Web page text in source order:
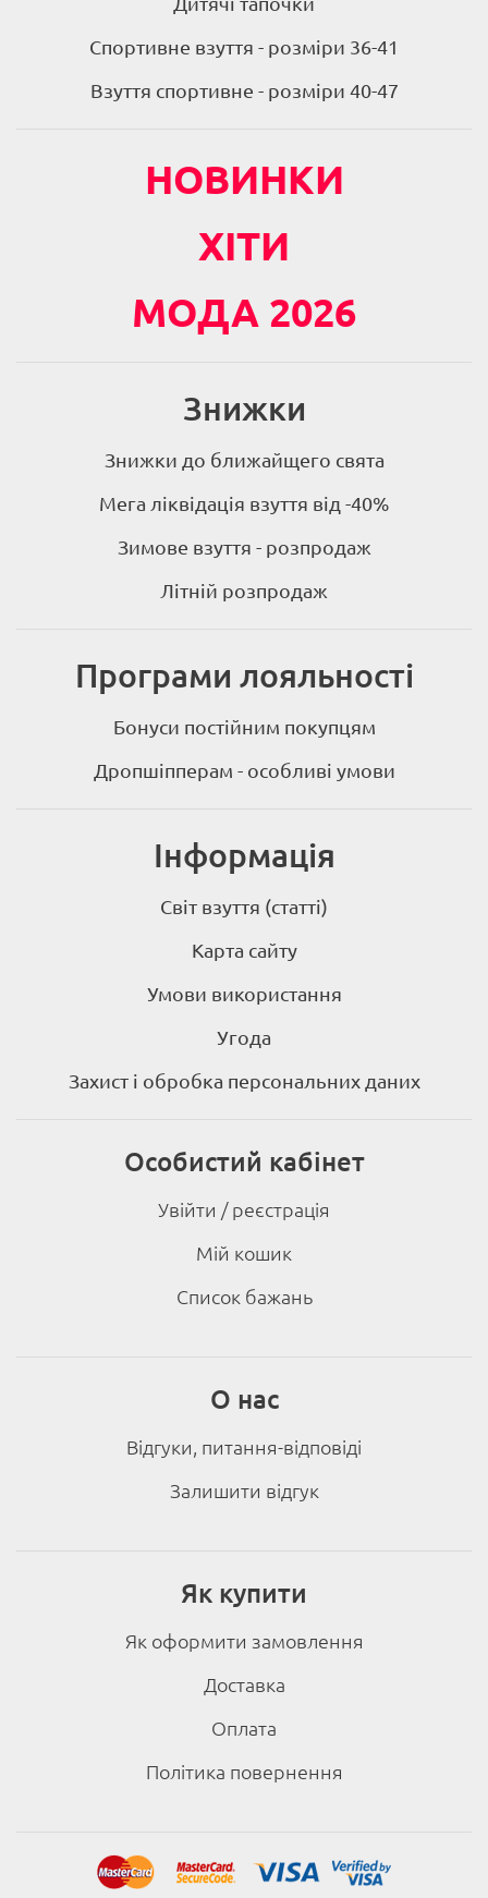
Спортивне взуття - розміри 36-41
Взуття спортивне - розміри 40-47
НОВИНКИ
ХІТИ
МОДА 2026
Знижки
Знижки до ближайщего свята
Мега ліквідація взуття від -40%
Зимове взуття - розпродаж
Літній розпродаж
Програми лояльності
Бонуси постійним покупцям
Дропшіпперам - особливі умови
Інформація
Світ взуття (статті)
Карта сайту
Умови використання
Угода
Захист і обробка персональних даних
Особистий кабінет
Увійти / реєстрація
Мій кошик
Список бажань
О нас
Відгуки, питання-відповіді
Залишити відгук
Як купити
Як оформити замовлення
Доставка
Оплата
Політика повернення